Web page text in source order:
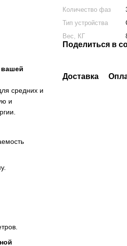
вашей
средних и
и
Количество фаз
Тип устройства
Вес, КГ
Поделиться в
Доставка